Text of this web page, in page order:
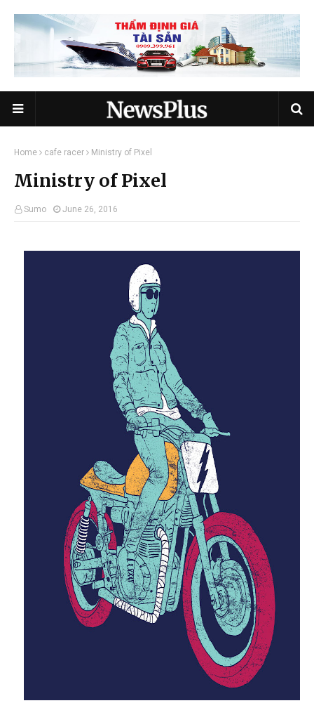
Home cafe racer Ministry of Pixel
Ministry of Pixel
Sumo June 26, 2016